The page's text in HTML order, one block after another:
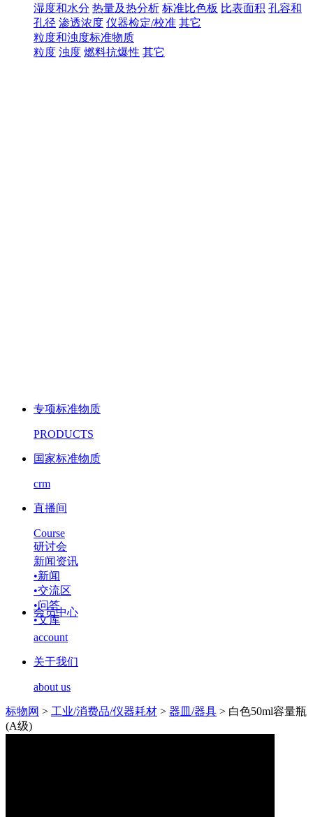
湿度和水分 热量及热分析 标准比色板 比表面积 孔容和
孔径 渗透浓度 仪器检定/校准 其它
粒度和浊度标准物质
粒度 浊度 燃料抗爆性 其它
专项标准物质
PRODUCTS
国家标准物质
crm
直播间
Course
研讨会
新闻资讯
•新闻
•交流区
•问答
•文库
会员中心
account
关于我们
about us
标物网 > 工业/消费品/仪器耗材 > 器皿/器具 > 白色50ml容量瓶
(A级)